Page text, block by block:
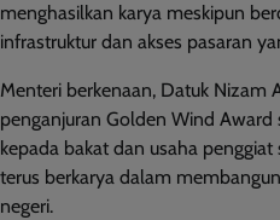
menghasilkan karya meskipun
infrastruktur dan akses pasaran
Menteri berkenaan, Datuk Nizam
penganjuran Golden Wind
kepada bakat dan usaha
terus berkarya dalam
negeri.